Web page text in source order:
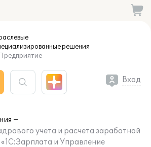
решения
Вход
учета и расчета заработной
и Управление